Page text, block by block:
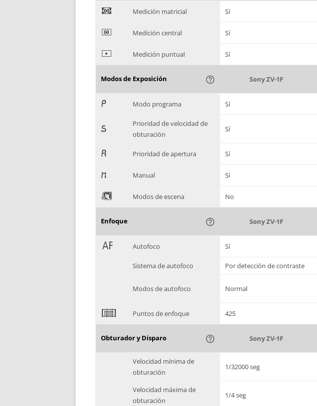
) Medición matricial Sí
* Medición central Sí
+ Medición puntual Sí
Modos de Exposición help_outline Sony ZV-1F
, Modo programa Sí
-
Prioridad de velocidad de
obturación
Sí
. Prioridad de apertura Sí
/ Manual Sí
0 Modos de escena No
Enfoque help_outline Sony ZV-1F
1 Autofoco Sí
Sistema de autofoco Por detección de contraste
Modos de autofoco Normal
2 Puntos de enfoque 425
Obturador y Disparo help_outline Sony ZV-1F
Velocidad mínima de
obturación
1/32000 seg
Velocidad máxima de
obturación
1/4 seg